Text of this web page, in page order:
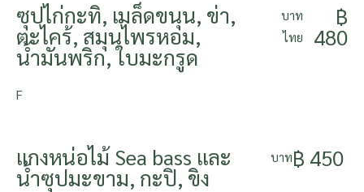
ซุปไก่กะทิ, เมล็ดขนุน, ข่า,
ตะไคร้, สมุนไพรหอม,
น้ำมันพริก, ใบมะกรูด
บาท
ไทย
฿
480
F
แกงหน่อไม้ Sea bass และ
น้ำซุปมะขาม, กะปิ, ขิง
บาท฿ 450